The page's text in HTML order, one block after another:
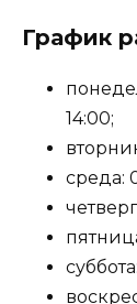
График
14:00;
среда: